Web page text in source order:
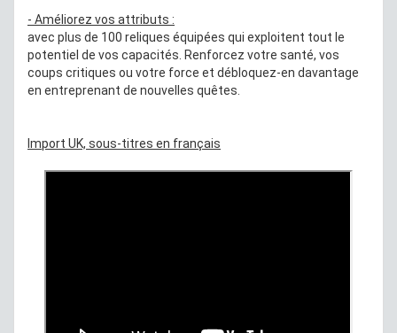
- Améliorez vos attributs :
avec plus de 100 reliques équipées qui exploitent tout le
potentiel de vos capacités. Renforcez votre santé, vos
coups critiques ou votre force et débloquez-en davantage
en entreprenant de nouvelles quêtes.
Import UK, sous-titres en français